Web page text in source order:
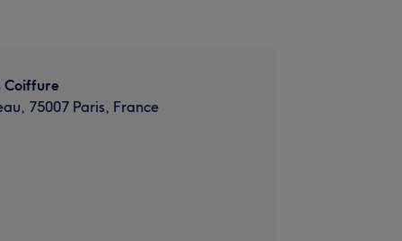
Coiffure
75007 Paris, France